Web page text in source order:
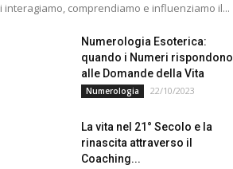
interagiamo, comprendiamo e influenziamo il...
Numerologia Esoterica:
quando i Numeri rispondono
alle Domande della Vita
Numerologia 22/10/2023
La vita nel 21° Secolo e la
rinascita attraverso il
Coaching...